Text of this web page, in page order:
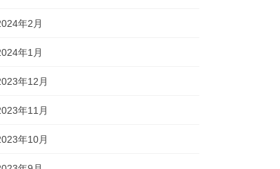
年2月
年1月
年12月
年11月
年10月